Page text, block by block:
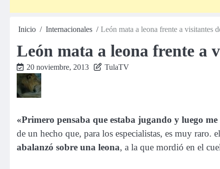
Inicio Internacionales León mata a leona frente a visitantes
León mata a leona frente a
20 noviembre, 2013 TulaTV
«Primero pensaba que estaba jugando y luego
de un hecho que, para los especialistas, es muy raro.
abalanzó sobre una leona, a la que mordió en el